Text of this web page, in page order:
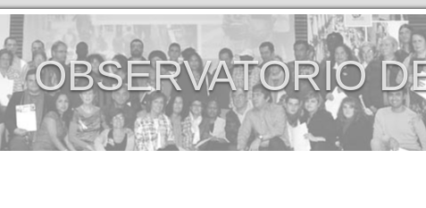
OBSERVATORIO